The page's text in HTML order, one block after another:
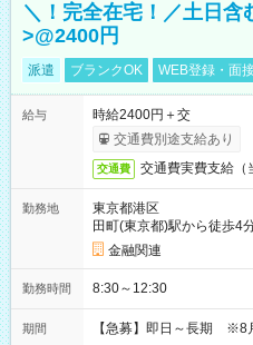
＼！完全在宅！／土日
>@2400円
派遣 ブランクOK WEB登録・面
給与
時給2400円＋交
交通費別途支給あり
交通費 交通費実費支給（
勤務地
東京都港区
田町(東京都)駅から徒歩4
金融関連
勤務時間 8:30～12:30
期間 【急募】即日～長期 ※8